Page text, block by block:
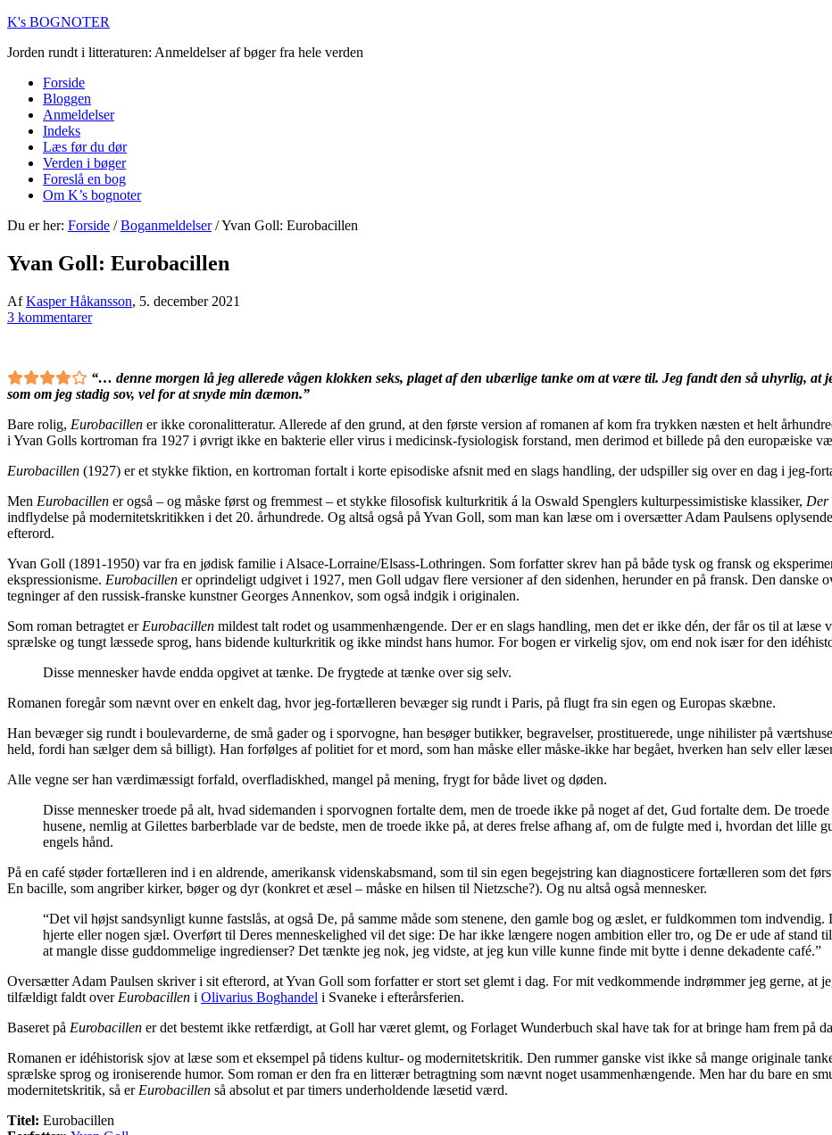
K's BOGNOTER
Jorden rundt i litteraturen: Anmeldelser af bøger fra hele verden
Forside
Bloggen
Anmeldelser
Indeks
Læs før du dør
Verden i bøger
Foreslå en bog
Om K’s bognoter
Du er her: Forside / Boganmeldelser /Yvan Goll: Eurobacillen
Yvan Goll: Eurobacillen
AfKasper Håkansson, 5. december 2021
3 kommentarer
“… denne morgen lå jeg allerede vågen klokken seks, plaget af den ubærlige tanke om at være til. Jeg fandt den så uhyrlig, at
som om jeg stadig sov, vel for at snyde min dæmon.”
Bare rolig, Eurobacillen er ikke coronalitteratur. Allerede af den grund, at den første version af romanen af kom fra trykken næsten et helt
i Yvan Golls kortroman fra 1927 i øvrigt ikke en bakterie eller virus i medicinsk-fysiologisk forstand, men derimod et billede på den europæiske
Eurobacillen (1927) er et stykke fiktion, en kortroman fortalt i korte episodiske afsnit med en slags handling, der udspiller sig over en dag i jeg-
Men Eurobacillen er også – og måske først og fremmest – et stykke filosofisk kulturkritik á la Oswald Spenglers kulturpessimistiske klassiker, Der
indflydelse på modernitetskritikken i det 20. århundrede. Og altså også på Yvan Goll, som man kan læse om i oversætter Adam Paulsens
efterord.
Yvan Goll (1891-1950) var fra en jødisk familie i Alsace-Lorraine/Elsass-Lothringen. Som forfatter skrev han på både tysk og fransk og
ekspressionisme. Eurobacillen er oprindeligt udgivet i 1927, men Goll udgav flere versioner af den sidenhen, herunder en på fransk. Den danske
tegninger af den russisk-franske kunstner Georges Annenkov, som også indgik i originalen.
Som roman betragtet er Eurobacillen mildest talt rodet og usammenhængende. Der er en slags handling, men det er ikke dén, der får os til at
sprælske og tungt læssede sprog, hans bidende kulturkritik og ikke mindst hans humor. For bogen er virkelig sjov, om end nok især for den
Disse mennesker havde endda opgivet at tænke. De frygtede at tænke over sig selv.
Romanen foregår som nævnt over en enkelt dag, hvor jeg-fortælleren bevæger sig rundt i Paris, på flugt fra sin egen og Europas skæbne.
Han bevæger sig rundt i boulevarderne, de små gader og i sporvogne, han besøger butikker, begravelser, prostituerede, unge nihilister på
held, fordi han sælger dem så billigt). Han forfølges af politiet for et mord, som han måske eller måske-ikke har begået, hverken han selv eller
Alle vegne ser han værdimæssigt forfald, overfladiskhed, mangel på mening, frygt for både livet og døden.
Disse mennesker troede på alt, hvad sidemanden i sporvognen fortalte dem, men de troede ikke på noget af det, Gud fortalte dem. De
husene, nemlig at Gilettes barberblade var de bedste, men de troede ikke på, at deres frelse afhang af, om de fulgte med i, hvordan det lille
engels hånd.
På en café støder fortælleren ind i en aldrende, amerikansk videnskabsmand, som til sin egen begejstring kan diagnosticere fortælleren som det
En bacille, som angriber kirker, bøger og dyr (konkret et æsel – måske en hilsen til Nietzsche?). Og nu altså også mennesker.
“Det vil højst sandsynligt kunne fastslås, at også De, på samme måde som stenene, den gamle bog og æslet, er fuldkommen tom
hjerte eller nogen sjæl. Overført til Deres menneskelighed vil det sige: De har ikke længere nogen ambition eller tro, og De er ude af stand
at mangle disse guddommelige ingredienser? Det tænkte jeg nok, jeg vidste, at jeg kun ville kunne finde mit bytte i denne dekadente café.”
Oversætter Adam Paulsen skriver i sit efterord, at Yvan Goll som forfatter er stort set glemt i dag. For mit vedkommende indrømmer jeg gerne, at
tilfældigt faldt over Eurobacillen i Olivarius Boghandel i Svaneke i efterårsferien.
Baseret på Eurobacillen er det bestemt ikke retfærdigt, at Goll har været glemt, og Forlaget Wunderbuch skal have tak for at bringe ham frem på
Romanen er idéhistorisk sjov at læse som et eksempel på tidens kultur- og modernitetskritik. Den rummer ganske vist ikke så mange originale
sprælske sprog og ironiserende humor. Som roman er den fra en litterær betragtning som nævnt noget usammenhængende. Men har du bare en
modernitetskritik, så er Eurobacillen så absolut et par timers underholdende læsetid værd.
Titel: Eurobacillen